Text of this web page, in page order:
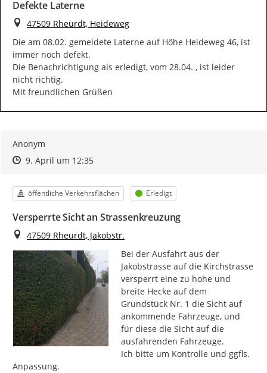
Defekte Laterne
Ort
47509 Rheurdt, Heideweg
Die am 08.02. gemeldete Laterne auf Höhe Heideweg 46, ist
immer noch defekt.
Die Benachrichtigung als erledigt, vom 28.04. , ist leider
nicht richtig.
Mit freundlichen Grüßen
Anonym
Zeitpunkt des Erstellens
Zeitpunkt des Erstellens
9. April um 12:35Zur Äußerung
Kategorie
öffentliche Verkehrsflächen Status
Erledigt
Versperrte Sicht an Strassenkreuzung
Ort
47509 Rheurdt, Jakobstr.
Bei der Ausfahrt aus der
Jakobstrasse auf die Kirchstrasse
versperrt eine zu hohe und
breite Hecke auf dem
Grundstück Nr. 1 die Sicht auf
ankommende Fahrzeuge, und
für diese die Sicht auf die
ausfahrenden Fahrzeuge.
Ich bitte um Kontrolle und ggfls.
Anpassung.